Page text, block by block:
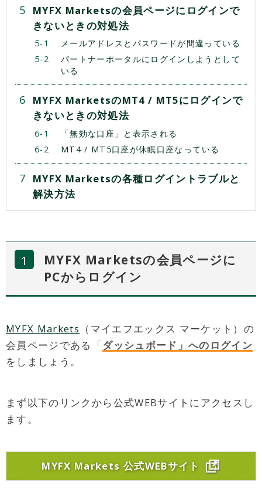
MYFX Marketsの会員ページにログインで
きないときの対処法
メールアドレスとパスワードが間違っている
パートナーポータルにログインしようとして
いる
MYFX MarketsのMT4 / MT5にログインで
きないときの対処法
「無効な口座」と表示される
MT4 / MT5口座が休眠口座なっている
MYFX Marketsの各種ログイントラブルと
解決方法
MYFX Marketsの会員ページに
PCからログイン
MYFX Markets （マイエフエックス マーケット）の
会員ページである「ダッシュボード」へのログイン
をしましょう。
まず以下のリンクから公式WEBサイトにアクセスし
ます。
MYFX Markets 公式WEBサイト